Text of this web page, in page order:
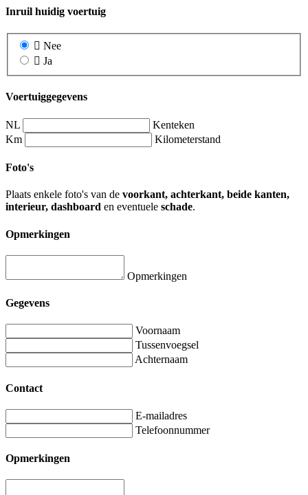
Inruil huidig voertuig
Nee
Ja
Voertuiggegevens
NL
Kenteken
Km
Kilometerstand
Foto's
Plaats enkele foto's van de voorkant, achterkant, beide kanten,
interieur, dashboard en eventuele schade.
Opmerkingen
Opmerkingen
Gegevens
Voornaam
Tussenvoegsel
Achternaam
Contact
E-mailadres
Telefoonnummer
Opmerkingen